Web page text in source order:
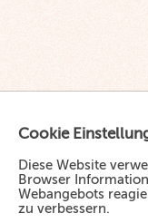
Cookie
Diese Website
Browser
Webangebots
zu verbessern.